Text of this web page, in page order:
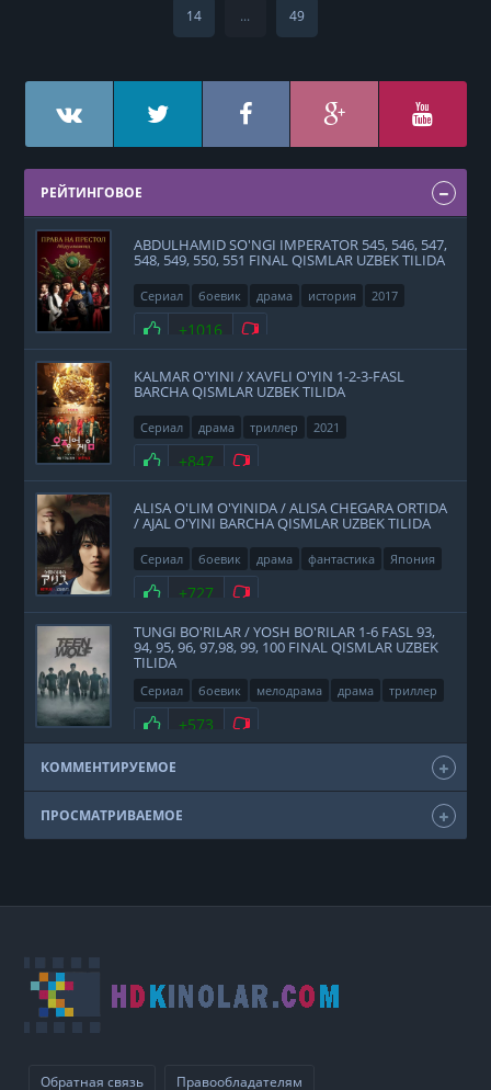
14 ... 49
РЕЙТИНГОВОЕ
ABDULHAMID SO'NGI IMPERATOR 545, 546, 547,
548, 549, 550, 551 FINAL QISMLAR UZBEK TILIDA
Сериал боевик драма история 2017
Нравится
+1016 Не нравится
KALMAR O'YINI / XAVFLI O'YIN 1-2-3-FASL
BARCHA QISMLAR UZBEK TILIDA
Сериал драма триллер 2021
Нравится
+847 Не нравится
ALISA O'LIM O'YINIDA / ALISA CHEGARA ORTIDA
/ AJAL O'YINI BARCHA QISMLAR UZBEK TILIDA
Сериал боевик драма фантастика
Япония
2020
Нравится
+727 Не нравится
TUNGI BO'RILAR / YOSH BO'RILAR 1-6 FASL 93,
94, 95, 96, 97,98, 99, 100 FINAL QISMLAR UZBEK
TILIDA
Сериал боевик мелодрама драма
триллер
фэнтези
США 2011
Нравится
+573 Не нравится
КОММЕНТИРУЕМОЕ
ПРОСМАТРИВАЕМОЕ
Обратная связь Правообладателям